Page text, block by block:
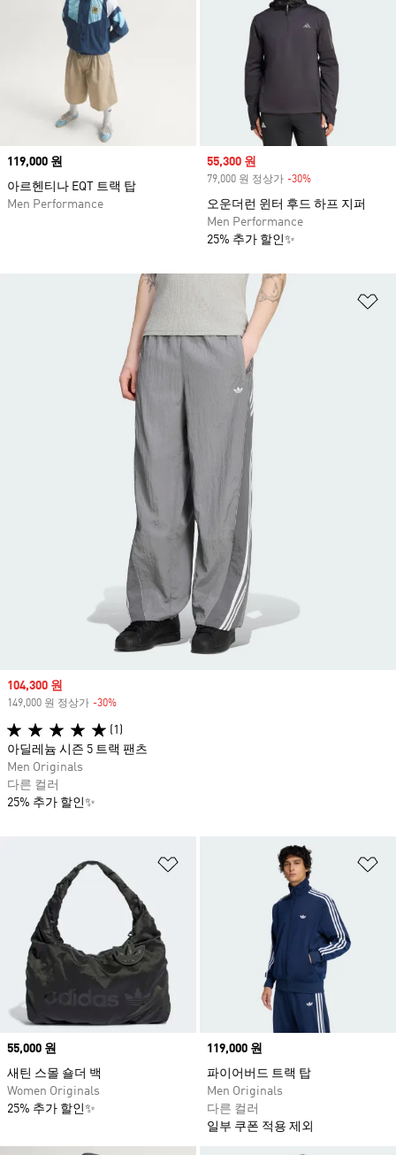
Price
119,000 원
아르헨티나 EQT 트랙 탑
Men Performance
Sale price
55,300 원
79,000 원 정상가 -30%
오운더런 윈터 후드 하프 지퍼
Men Performance
25% 추가 할인✨
위시리스트 담기
Price
55,000 원
새틴 스몰 숄더 백
Women Originals
25% 추가 할인✨
Price
119,000 원
파이어버드 트랙 탑
Men Originals
다른 컬러
일부 쿠폰 적용 제외
Sale price
104,300 원
149,000 원 정상가 -30%
(1)
아딜레늄 시즌 5 트랙 팬츠
Men Originals
다른 컬러
25% 추가 할인✨